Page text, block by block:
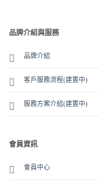
品牌介紹與服務
品牌介紹
客戶服務流程(建置中)
服務方案介紹(建置中)
會員資訊
會員中心